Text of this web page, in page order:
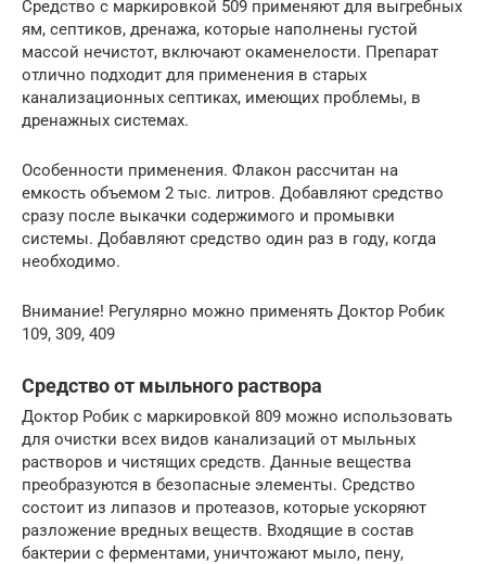
Средство с маркировкой 509 применяют для выгребных
ям, септиков, дренажа, которые наполнены густой
массой нечистот, включают окаменелости. Препарат
отлично подходит для применения в старых
канализационных септиках, имеющих проблемы, в
дренажных системах.
Особенности применения. Флакон рассчитан на
емкость объемом 2 тыс. литров. Добавляют средство
сразу после выкачки содержимого и промывки
системы. Добавляют средство один раз в году, когда
необходимо.
Внимание! Регулярно можно применять Доктор Робик
109, 309, 409
Средство от мыльного раствора
Доктор Робик с маркировкой 809 можно использовать
для очистки всех видов канализаций от мыльных
растворов и чистящих средств. Данные вещества
преобразуются в безопасные элементы. Средство
состоит из липазов и протеазов, которые ускоряют
разложение вредных веществ. Входящие в состав
бактерии с ферментами, уничтожают мыло, пену,